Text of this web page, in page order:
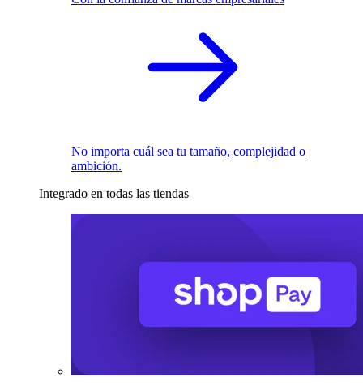
No importa cuál sea tu tamaño, complejidad o
ambición.
Integrado en todas las tiendas